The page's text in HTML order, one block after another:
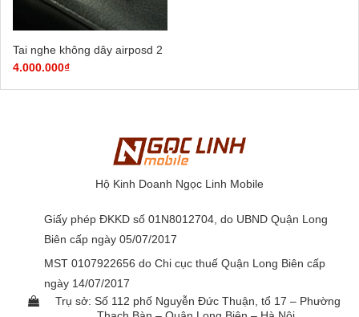
Tai nghe không dây airposd 2
4.000.000₫
Hộ Kinh Doanh Ngọc Linh Mobile
Giấy phép ĐKKD số 01N8012704, do UBND Quận Long
Biên cấp ngày 05/07/2017
MST 0107922656 do Chi cục thuế Quận Long Biên cấp
ngày 14/07/2017
Trụ sở: Số 112 phố Nguyễn Đức Thuận, tổ 17 – Phường